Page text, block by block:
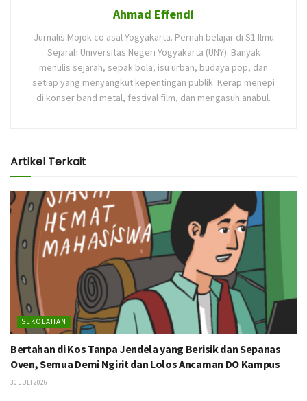
Ahmad Effendi
Jurnalis Mojok.co asal Yogyakarta. Pernah belajar di S1 Ilmu
Sejarah Universitas Negeri Yogyakarta (UNY). Banyak
menulis sejarah, sepak bola, isu urban, budaya pop, dan
setiap yang menyangkut kepentingan publik. Kerap menepi
di konser band metal, festival film, dan mengasuh anabul.
Artikel Terkait
SEKOLAHAN
Bertahan di Kos Tanpa Jendela yang Berisik dan Sepanas
Oven, Semua Demi Ngirit dan Lolos Ancaman DO Kampus
30 JULI 2026